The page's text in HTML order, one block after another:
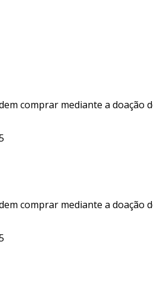
comprar mediante a doação
comprar mediante a doação